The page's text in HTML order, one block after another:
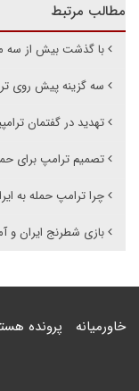
مطالب مرتبط
با گذشت بیش از سه
سه گزینه پیش روی
تهدید در گفتمان
تصمیم ترامپ برای
چرا ترامپ حمله به
بازی شطرنج ایران و
خاورمیانه پرونده